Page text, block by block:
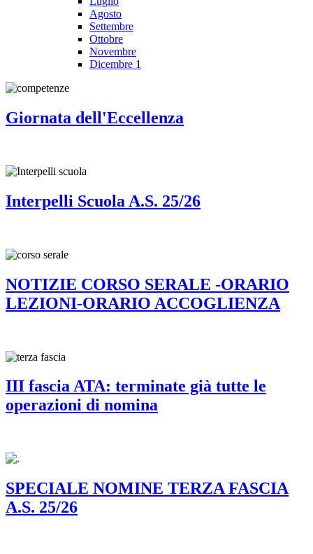
Agosto
Settembre
Ottobre
Novembre
Dicembre 1
Giornata dell'Eccellenza
Interpelli Scuola A.S. 25/26
NOTIZIE CORSO SERALE -ORARIO
LEZIONI-ORARIO ACCOGLIENZA
III fascia ATA: terminate già tutte le
operazioni di nomina
SPECIALE NOMINE TERZA FASCIA
A.S. 25/26